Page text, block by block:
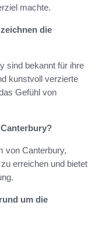
machte.
die
sind bekannt für ihre
kunstvoll verzierte
Gefühl von
von Canterbury,
erreichen und bietet
um die